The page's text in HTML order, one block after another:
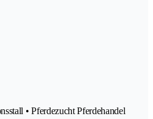
• Pferdezucht Pferdehandel